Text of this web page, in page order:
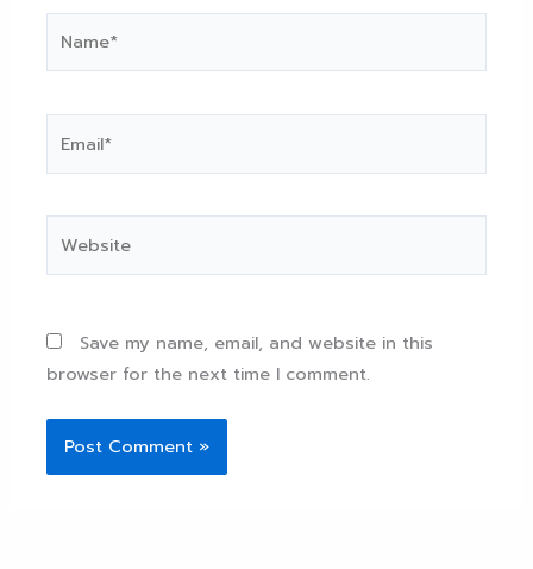
Save my name, email, and website in this
browser for the next time I comment.